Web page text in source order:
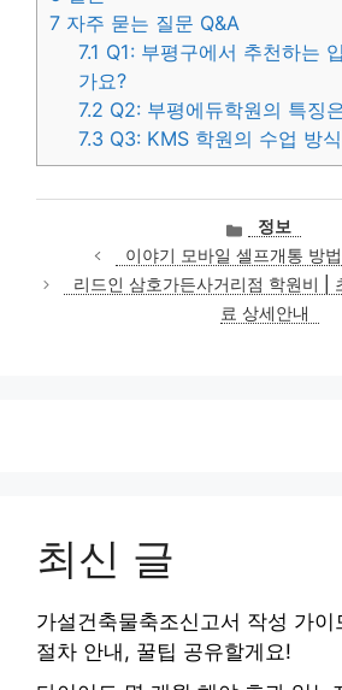
7 자주 묻는 질문 Q&A
7.1 Q1: 부평구에서 추천하는
가요?
7.2 Q2: 부평에듀학원의 특징
7.3 Q3: KMS 학원의 수업 방
카
테
고
리
정보
이야기 모바일 셀프개통 방
리드인 삼호가든사거리점 학원비 |
료 상세안내
최신 글
가설건축물축조신고서 작성 가
절차 안내, 꿀팁 공유할게요!